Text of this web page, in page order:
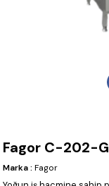
Fagor C-202-G
Marka : Fagor